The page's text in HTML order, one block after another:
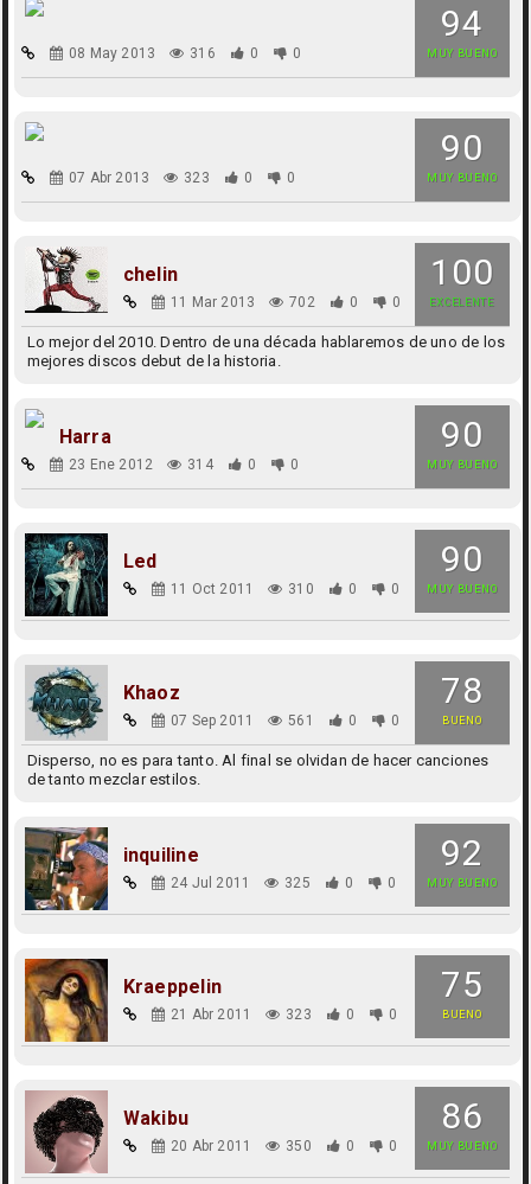
94
MUY BUENO
08 May 2013 316 0 0
90
MUY BUENO
07 Abr 2013 323 0 0
100
EXCELENTE
chelin
11 Mar 2013 702 0 0
Lo mejor del 2010. Dentro de una década hablaremos de uno de los
mejores discos debut de la historia.
90
MUY BUENO
Harra
23 Ene 2012 314 0 0
90
MUY BUENO
Led
11 Oct 2011 310 0 0
78
BUENO
Khaoz
07 Sep 2011 561 0 0
Disperso, no es para tanto. Al final se olvidan de hacer canciones
de tanto mezclar estilos.
92
MUY BUENO
inquiline
24 Jul 2011 325 0 0
75
BUENO
Kraeppelin
21 Abr 2011 323 0 0
86
MUY BUENO
Wakibu
20 Abr 2011 350 0 0